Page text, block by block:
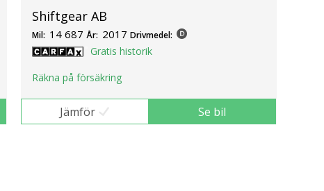
Shiftgear AB
Mil: 14 687 År: 2017 Drivmedel:
Gratis historik
Räkna på försäkring
Jämför Se bil